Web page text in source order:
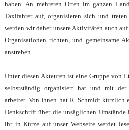
haben. An mehreren Orten im ganzen
Taxifahrer auf, organisieren sich und
werden wir daher unsere Aktivitäten auch
Organisationen richten, und gemeinsame
anstreben.
Unter diesen Akteuren ist eine Gruppe von
selbstständig organisiert hat und mit der
arbeitet. Von Ihnen hat R. Schmidt kürzlich
Denkschrift über die unsäglichen Umstände
ihr in Kürze auf unser Webseite werdet